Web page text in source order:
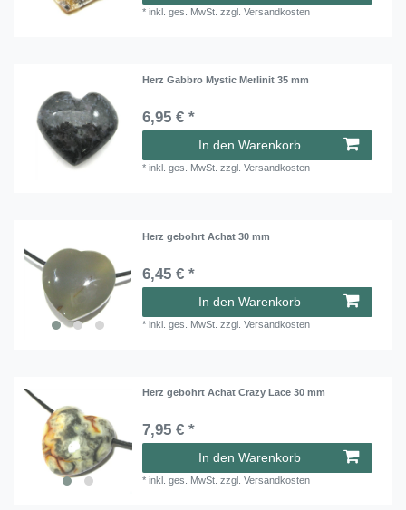
*inkl. ges. MwSt. zzgl.Versandkosten
Herz Gabbro Mystic Merlinit 35 mm
6,95 € *
In den Warenkorb
*inkl. ges. MwSt. zzgl.Versandkosten
Herz gebohrt Achat 30 mm
6,45 € *
In den Warenkorb
*inkl. ges. MwSt. zzgl.Versandkosten
Herz gebohrt Achat Crazy Lace 30 mm
7,95 € *
In den Warenkorb
*inkl. ges. MwSt. zzgl.Versandkosten